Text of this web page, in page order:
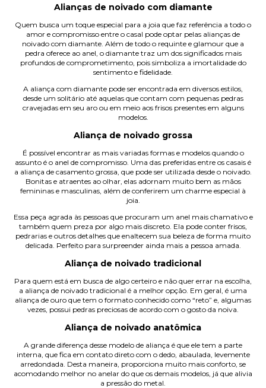
Alianças de noivado com diamante
Quem busca um toque especial para a joia que faz referência a todo o
amor e compromisso entre o casal pode optar pelas alianças de
noivado com diamante. Além de todo o requinte e glamour que a
pedra oferece ao anel, o diamante traz um dos significados mais
profundos de comprometimento, pois simboliza a imortalidade do
sentimento e fidelidade.
A aliança com diamante pode ser encontrada em diversos estilos,
desde um solitário até aquelas que contam com pequenas pedras
cravejadas em seu aro ou em meio aos frisos presentes em alguns
modelos.
Aliança de noivado grossa
É possível encontrar as mais variadas formas e modelos quando o
assunto é o anel de compromisso. Uma das preferidas entre os casais é
a aliança de casamento grossa, que pode ser utilizada desde o noivado.
Bonitas e atraentes ao olhar, elas adornam muito bem as mãos
femininas e masculinas, além de conferirem um charme especial à
joia.
Essa peça agrada às pessoas que procuram um anel mais chamativo e
também quem preza por algo mais discreto. Ela pode conter frisos,
pedrarias e outros detalhes que enaltecem sua beleza de forma muito
delicada. Perfeito para surpreender ainda mais a pessoa amada.
Aliança de noivado tradicional
Para quem está em busca de algo certeiro e não quer errar na escolha,
a aliança de noivado tradicional é a melhor opção. Em geral, é uma
aliança de ouro que tem o formato conhecido como “reto” e, algumas
vezes, possui pedras preciosas de acordo com o gosto da noiva.
Aliança de noivado anatômica
A grande diferença desse modelo de aliança é que ele tem a parte
interna, que fica em contato direto com o dedo, abaulada, levemente
arredondada. Desta maneira, proporciona muito mais conforto, se
acomodando melhor no anelar do que os demais modelos, já que alivia
a pressão do metal.